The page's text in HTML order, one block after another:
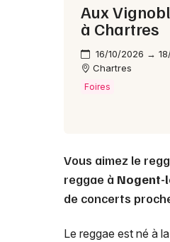
Aux
à Chartres
16/10/2026 →
Chartres
Foires
Vous aimez le
reggae à Nogent-
de concerts
Le reggae est né à